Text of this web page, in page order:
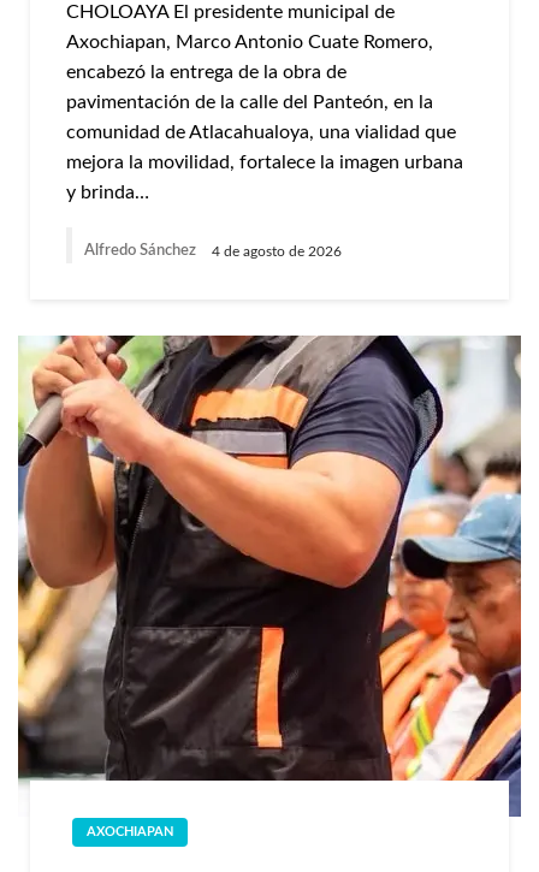
CHOLOAYA El presidente municipal de
Axochiapan, Marco Antonio Cuate Romero,
encabezó la entrega de la obra de
pavimentación de la calle del Panteón, en la
comunidad de Atlacahualoya, una vialidad que
mejora la movilidad, fortalece la imagen urbana
y brinda…
Alfredo Sánchez 4 de agosto de 2026
AXOCHIAPAN